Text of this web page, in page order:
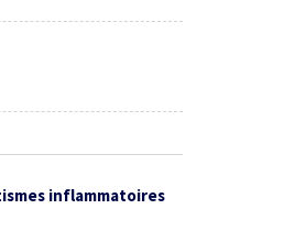
inflammatoires